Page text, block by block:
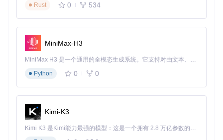
2.1 分布式架构：突破单设备局限
Klipper的分布式架构采用主从式设计，通过CAN总线将多个微
控制器(MCU)连接成一个有机整体。主控制器负责全局任务调
度和运动规划，从控制器则专注于本地设备控制和实时数据采
全局协调，而各车间主任(从控制器)则管理具体设备，既保证
了全局优化，又实现了局部灵活。
图1：PulseView软件捕获的CAN总线数据传输波形，展示了Kl
ipper设备间的实时通信过程
Rust
0 534
MiniMax-H3
MiniMax H3 是一个通用的全模态生成系统。它支持对由文本、图像、视频和音频组成的多模态上下文进行统一理解，并能生成分辨率高达 2K、时长可达 15 秒的带原生立体声音频的视频。得益于面向任务泛化的系统设计，H3 在预训练阶段就已具备广泛的多模态上下文理解与生成能力，能够出色地执行复杂的多模态指令。
Python
0 0
Kimi-K3
Kimi K3 是Kimi能力最强的模型：这是一个拥有 2.8 万亿参数的混合专家（MoE）模型，具备原生视觉理解能力，并支持 100 万 token 的上下文窗口。